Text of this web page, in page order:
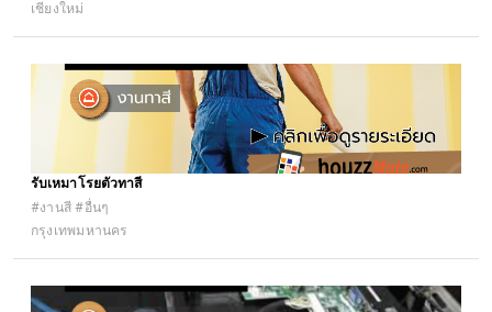
เชียงใหม่
รับเหมาโรยตัวทาสี
#งานสี #อื่นๆ
กรุงเทพมหานคร